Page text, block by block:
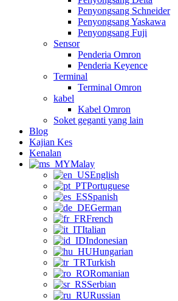
Penyongsang Schneider
Penyongsang Yaskawa
Penyongsang Fuji
Sensor
Penderia Omron
Penderia Keyence
Terminal
Terminal Omron
kabel
Kabel Omron
Soket geganti yang lain
Blog
Kajian Kes
Kenalan
Malay
English
Portuguese
Spanish
German
French
Italian
Indonesian
Hungarian
Turkish
Romanian
Serbian
Russian